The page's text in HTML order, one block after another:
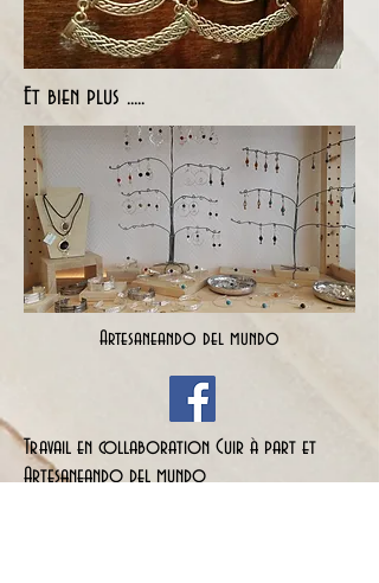
Et bien plus .....
Artesaneando del mundo
Travail en collaboration Cuir à part et
Artesaneando del mundo